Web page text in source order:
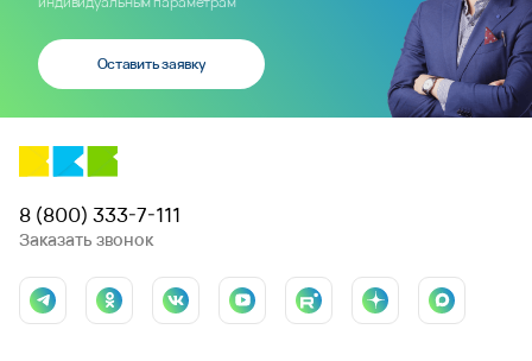
Оставить заявку
8 (800) 333-7-111
Заказать звонок